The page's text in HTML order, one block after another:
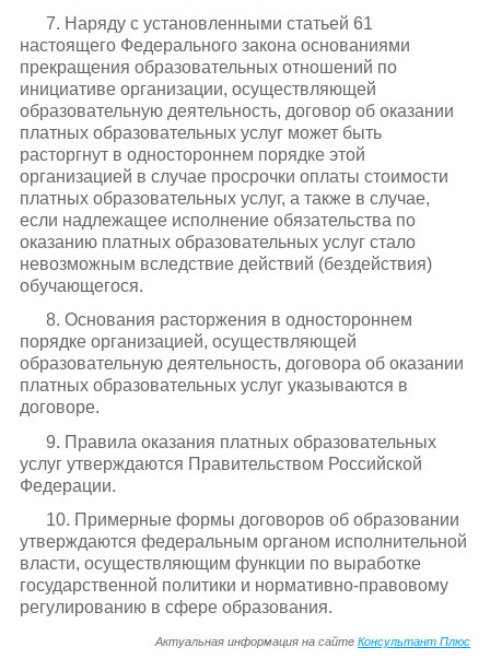
7. Наряду с установленными статьей 61
настоящего Федерального закона основаниями
прекращения образовательных отношений по
инициативе организации, осуществляющей
образовательную деятельность, договор об оказании
платных образовательных услуг может быть
расторгнут в одностороннем порядке этой
организацией в случае просрочки оплаты стоимости
платных образовательных услуг, а также в случае,
если надлежащее исполнение обязательства по
оказанию платных образовательных услуг стало
невозможным вследствие действий (бездействия)
обучающегося.
8. Основания расторжения в одностороннем
порядке организацией, осуществляющей
образовательную деятельность, договора об оказании
платных образовательных услуг указываются в
договоре.
9. Правила оказания платных образовательных
услуг утверждаются Правительством Российской
Федерации.
10. Примерные формы договоров об образовании
утверждаются федеральным органом исполнительной
власти, осуществляющим функции по выработке
государственной политики и нормативно-правовому
регулированию в сфере образования.
Актуальная информация на сайтеКонсультант Плюс